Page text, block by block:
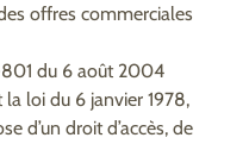
offres commerciales
du 6 août 2004
loi du 6 janvier 1978,
d’un droit d’accès, de